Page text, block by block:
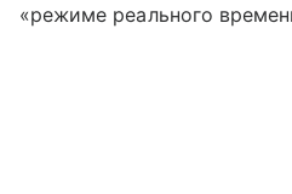
«режиме реального